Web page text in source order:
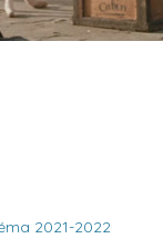
2021-2022